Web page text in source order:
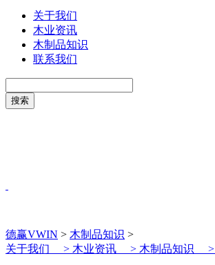
关于我们
木业资讯
木制品知识
联系我们
德赢VWIN > 木制品知识 >
关于我们 > 木业资讯 > 木制品知识 >